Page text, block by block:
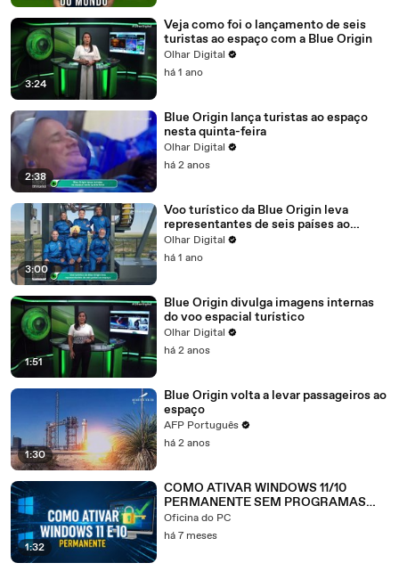
3:24
Veja como foi o lançamento de seis
turistas ao espaço com a Blue Origin
Olhar Digital
há 1 ano
2:38
Blue Origin lança turistas ao espaço
nesta quinta-feira
Olhar Digital
há 2 anos
3:00
Voo turístico da Blue Origin leva
representantes de seis países ao
espaço
Olhar Digital
há 1 ano
1:51
Blue Origin divulga imagens internas
do voo espacial turístico
Olhar Digital
há 2 anos
1:30
Blue Origin volta a levar passageiros ao
espaço
AFP Português
há 2 anos
1:32
COMO ATIVAR WINDOWS 11/10
PERMANENTE SEM PROGRAMAS
(2026)
Oficina do PC
há 7 meses